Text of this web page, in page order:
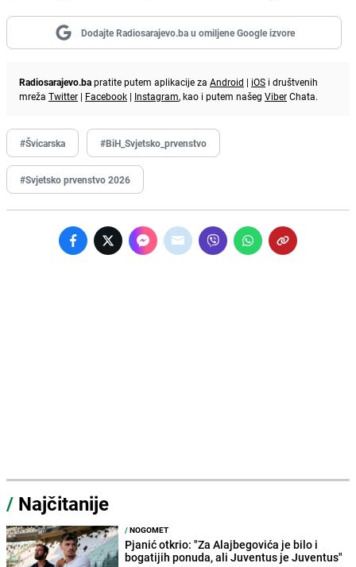
Dodajte Radiosarajevo.ba u omiljene Google izvore
Radiosarajevo.bapratite putem aplikacije za Android | iOS i društvenih
mreža Twitter | Facebook | Instagram, kao i putem našeg ViberChata.
#Švicarska #BiH_Svjetsko_prvenstvo
#Svjetsko prvenstvo 2026
/ Najčitanije
/NOGOMET
Pjanić otkrio: "Za Alajbegovića je bilo i
bogatijih ponuda, ali Juventus je Juventus"